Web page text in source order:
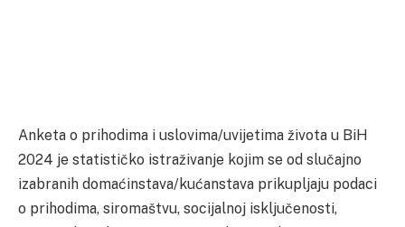
Anketa o prihodima i uslovima/uvijetima života u BiH
2024 je statističko istraživanje kojim se od slučajno
izabranih domaćinstava/kućanstava prikupljaju podaci
o prihodima, siromaštvu, socijalnoj isključenosti,